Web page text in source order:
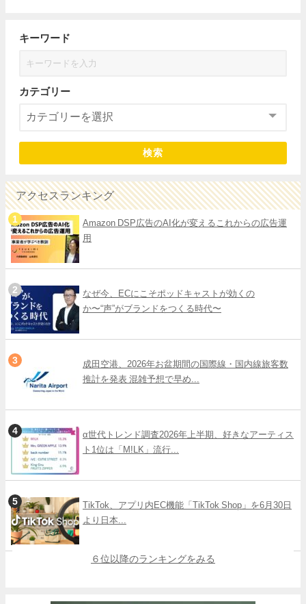
キーワード
カテゴリー
検索
アクセスランキング
Amazon DSP広告のAI化が変えるこれからの広告運
用
なぜ今、ECにこそポッドキャストが効くの
か〜“声”がブランドをつくる時代〜
成田空港、2026年お盆期間の国際線・国内線旅客数
推計を発表 混雑予想で早め...
α世代トレンド調査2026年上半期、好きなアーティス
ト1位は「M!LK」流行...
TikTok、アプリ内EC機能「TikTok Shop」を6月30日
より日本...
６位以降のランキングをみる